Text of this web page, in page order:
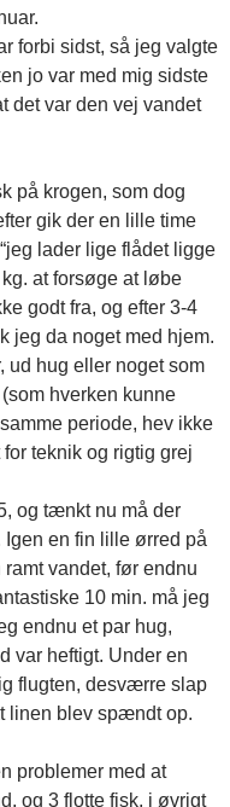
forbi sidst, så jeg valgte
jo var med mig sidste
det var den vej vandet
på krogen, som dog
gik der en lille time
lader lige flådet ligge
at forsøge at løbe
godt fra, og efter 3-4
jeg da noget med hjem.
ud hug eller noget som
hverken kunne
periode, hev ikke
teknik og rigtig grej
og tænkt nu må der
Igen en fin lille ørred på
vandet, før endnu
10 min. må jeg
endnu et par hug,
var heftigt. Under en
flugten, desværre slap
linen blev spændt op.
problemer med at
og 3 flotte fisk, i øvrigt